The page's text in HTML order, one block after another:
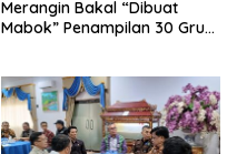
Merangin Bakal “Dibuat
Mabok” Penampilan 30 Grup